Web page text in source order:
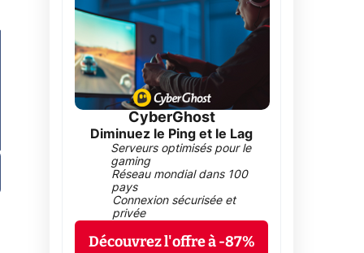
CyberGhost
Diminuez le Ping et le Lag
Serveurs optimisés pour le
gaming
Réseau mondial dans 100
pays
Connexion sécurisée et
privée
Découvrez l'offre à -87%